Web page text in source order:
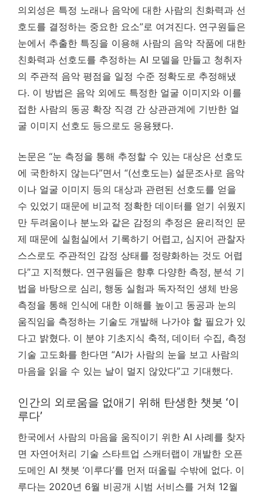
의외성은 특정 노래나 음악에 대한 사람의 친화력과 선
호도를 결정하는 중요한 요소”로 여겨진다. 연구원들은
눈에서 추출한 특징을 이용해 사람의 음악 작품에 대한
친화력과 선호도를 추정하는 AI 모델을 만들고 청취자
의 주관적 음악 평점을 일정 수준 정확도로 추정해냈
다. 이 방법은 음악 외에도 특정한 얼굴 이미지와 이를
접한 사람의 동공 확장 직경 간 상관관계에 기반한 얼
굴 이미지 선호도 등으로도 응용됐다.
논문은 “눈 측정을 통해 추정할 수 있는 대상은 선호도
에 국한하지 않는다”면서 “(선호도는) 설문조사로 음악
이나 얼굴 이미지 등의 대상과 관련된 선호도를 얻을
수 있었기 때문에 비교적 정확한 데이터를 얻기 쉬웠지
만 두려움이나 분노와 같은 감정의 추정은 윤리적인 문
제 때문에 실험실에서 기록하기 어렵고, 심지어 관찰자
스스로도 주관적인 감정 상태를 정량화하는 것도 어렵
다”고 지적했다. 연구원들은 향후 다양한 측정, 분석 기
법을 바탕으로 심리, 행동 실험과 독자적인 생체 반응
측정을 통해 인식에 대한 이해를 높이고 동공과 눈의
움직임을 측정하는 기술도 개발해 나가야 할 필요가 있
다고 밝혔다. 이 분야 기초지식 축적, 데이터 수집, 측정
기술 고도화를 한다면 “AI가 사람의 눈을 보고 사람의
마음을 읽을 수 있는 날이 멀지 않았다”고 기대했다.
인간의 외로움을 없애기 위해 탄생한 챗봇 ‘이
루다’
한국에서 사람의 마음을 움직이기 위한 AI 사례를 찾자
면 자연어처리 기술 스타트업 스캐터랩이 개발한 오픈
도메인 AI 챗봇 ‘이루다’를 먼저 떠올릴 수밖에 없다. 이
루다는 2020년 6월 비공개 시범 서비스를 거쳐 12월